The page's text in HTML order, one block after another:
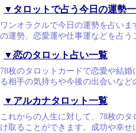
▼タロットで占う今日の運勢
ワンオラクルで今日の運勢を占い
の運勢、恋愛運や仕事運などを占う
▼恋のタロット占い一覧
78枚のタロットカードで恋愛や結
る相手の気持ちや今後の出会いなど
▼アルカナタロット一覧
これからの人生に対して、78枚の
け取ることができます。成功や幸せ